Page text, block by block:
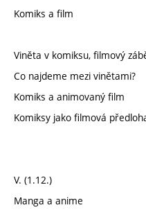
Komiks a film
Viněta v komiksu, filmový
Co najdeme mezi vinětami?
Komiks a animovaný film
Komiksy jako filmová
V. (1.12.)
Manga a anime